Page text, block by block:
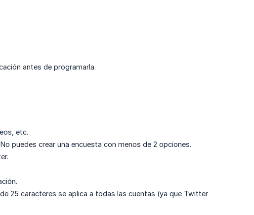
antes de programarla.
etc.
puedes crear una encuesta con menos de 2 opciones.
25 caracteres se aplica a todas las cuentas (ya que Twitter